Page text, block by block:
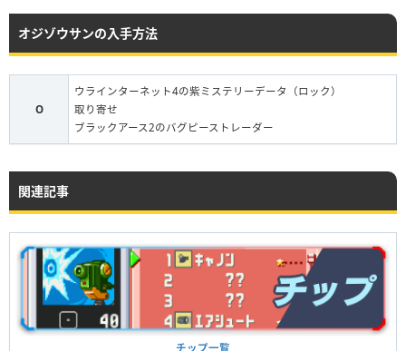
オジゾウサンの入手方法
O
ウラインターネット4の紫ミステリーデータ（ロック）
取り寄せ
ブラックアース2のバグピーストレーダー
関連記事
チップ一覧